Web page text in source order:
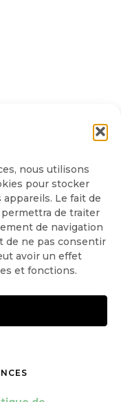
nous utilisons
pour stocker
Le fait de
de traiter
de navigation
de ne pas consentir
avoir un effet
et fonctions.